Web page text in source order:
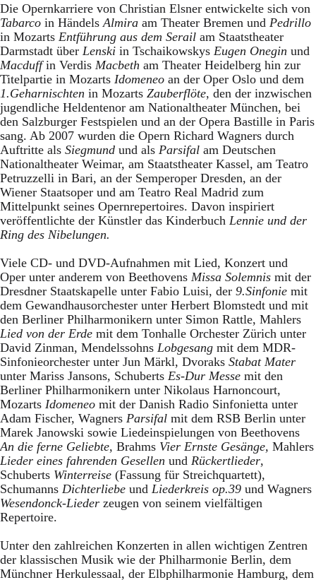
Die Opernkarriere von Christian Elsner entwickelte sich von
Tabarco in Händels Almira am Theater Bremen und Pedrillo
in Mozarts Entführung aus dem Serail am Staatstheater
Darmstadt über Lenski in Tschaikowskys Eugen Onegin und
Macduffin Verdis Macbeth am Theater Heidelberg hin zur
Titelpartie in Mozarts Idomeneo an der Oper Oslo und dem
1.Geharnischten in Mozarts Zauberflöte, den der inzwischen
jugendliche Heldentenor am Nationaltheater München, bei
den Salzburger Festspielen und an der Opera Bastille in Paris
sang. Ab 2007 wurden die Opern Richard Wagners durch
Auftritte als Siegmund und als Parsifal am Deutschen
Nationaltheater Weimar, am Staatstheater Kassel, am Teatro
Petruzzelli in Bari, an der Semperoper Dresden, an der
Wiener Staatsoper und am Teatro Real Madrid zum
Mittelpunkt seines Opernrepertoires. Davon inspiriert
veröffentlichte der Künstler das Kinderbuch Lennie und der
Ring des Nibelungen.
Viele CD- und DVD-Aufnahmen mit Lied, Konzert und
Oper unter anderem von Beethovens Missa Solemnis mit der
Dresdner Staatskapelle unter Fabio Luisi, der 9.Sinfonie mit
dem Gewandhausorchester unter Herbert Blomstedt und mit
den Berliner Philharmonikern unter Simon Rattle, Mahlers
Lied von der Erde mit dem Tonhalle Orchester Zürich unter
David Zinman, Mendelssohns Lobgesang mit dem MDR-
Sinfonieorchester unter Jun Märkl, Dvoraks Stabat Mater
unter Mariss Jansons, Schuberts Es-Dur Messe mit den
Berliner Philharmonikern unter Nikolaus Harnoncourt,
Mozarts Idomeneo mit der Danish Radio Sinfonietta unter
Adam Fischer, Wagners Parsifal mit dem RSB Berlin unter
Marek Janowski sowie Liedeinspielungen von Beethovens
An die ferne Geliebte, Brahms Vier Ernste Gesänge, Mahlers
Lieder eines fahrenden Gesellen und Rückertlieder,
Schuberts Winterreise (Fassung für Streichquartett),
Schumanns Dichterliebe und Liederkreis op.39 und Wagners
Wesendonck-Lieder zeugen von seinem vielfältigen
Repertoire.
Unter den zahlreichen Konzerten in allen wichtigen Zentren
der klassischen Musik wie der Philharmonie Berlin, dem
Münchner Herkulessaal, der Elbphilharmonie Hamburg, dem